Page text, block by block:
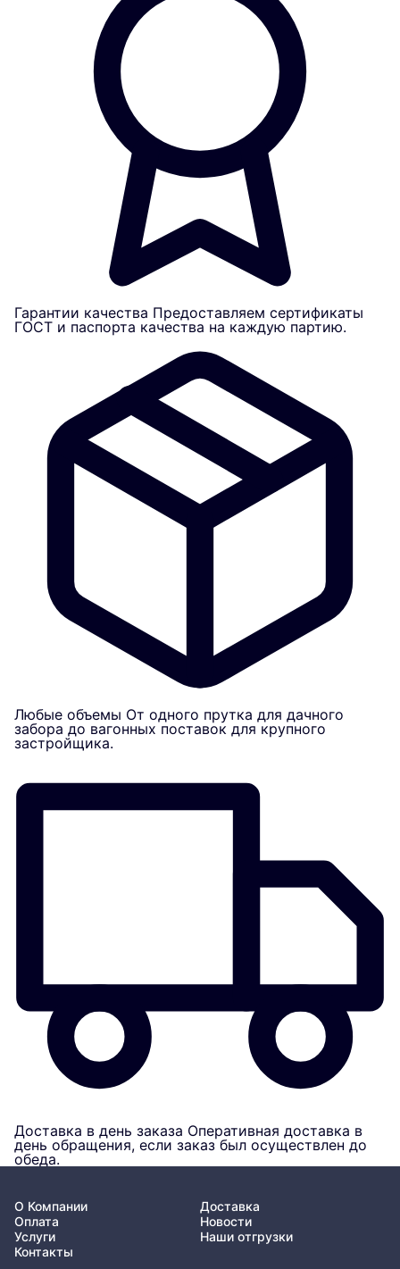
Гарантии качества Предоставляем сертификаты
ГОСТ и паспорта качества на каждую партию.
Любые объемы От одного прутка для дачного
забора до вагонных поставок для крупного
застройщика.
Доставка в день заказа Оперативная доставка в
день обращения, если заказ был осуществлен до
обеда.
О Компании
Доставка
Оплата
Новости
Услуги
Наши отгрузки
Контакты